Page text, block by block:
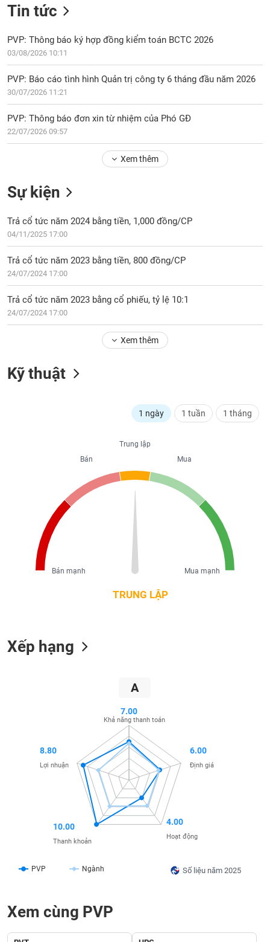
phiếu
chi
tiết
Tổng
quan
Tài
Phân
tích
thuật
Hồ
sơ
doanh
sự
kiện
Tin tức
PVP: Thông báo ký hợp đồng kiểm toán BCTC 2026
03/08/2026 10:11
PVP: Báo cáo tình hình Quản trị công ty 6 tháng đầu năm 2026
30/07/2026 11:21
PVP: Thông báo đơn xin từ nhiệm của Phó GĐ
22/07/2026 09:57
Xem thêm
Sự kiện
Trả cổ tức năm 2024 bằng tiền, 1,000 đồng/CP
04/11/2025 17:00
Trả cổ tức năm 2023 bằng tiền, 800 đồng/CP
24/07/2024 17:00
Trả cổ tức năm 2023 bằng cổ phiếu, tỷ lệ 10:1
24/07/2024 17:00
Xem thêm
Kỹ thuật
1 ngày 1 tuần 1 tháng
TRUNG LẬP
Trung lập
Mua
Mua mạnh
Bán
Bán mạnh
Xếp hạng
A
Số liệu năm 2025
PVP Ngành
7.00
Khả năng thanh toán
6.00
Định giá
4.00
Hoạt động
10.00
Thanh khoản
8.80
Lợi nhuận
Xem cùng PVP
DỮ
LIỆU
Ngành
(-)
VS-
NĂNG
LƯỢNG
VẬT
LIỆU
CÔNG
TIÊU
TIN
DỊCH